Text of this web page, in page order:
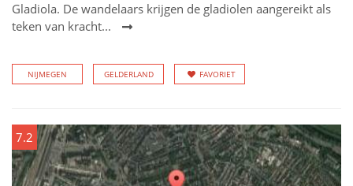
Gladiola. De wandelaars krijgen de gladiolen aangereikt als
teken van kracht...
NIJMEGEN GELDERLAND FAVORIET
7.2